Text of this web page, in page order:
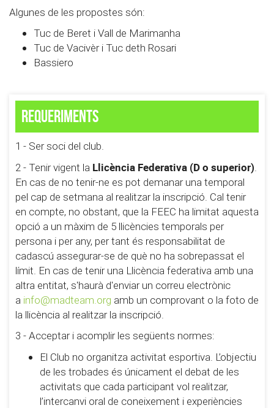
Algunes de les propostes són:
Tuc de Beret i Vall de Marimanha
Tuc de Vacivèr i Tuc deth Rosari
Bassiero
Requeriments
1 - Ser soci del club.
2 - Tenir vigent la Llicència Federativa (D o superior).
En cas de no tenir-ne es pot demanar una temporal
pel cap de setmana al realitzar la inscripció. Cal tenir
en compte, no obstant, que la FEEC ha limitat aquesta
opció a un màxim de 5 llicències temporals per
persona i per any, per tant és responsabilitat de
cadascú assegurar-se de què no ha sobrepassat el
límit. En cas de tenir una Llicència federativa amb una
altra entitat, s'haurà d'enviar un correu electrònic
a info@madteam.org amb un comprovant o la foto de
la llicència al realitzar la inscripció.
3 - Acceptar i acomplir les següents normes:
El Club no organitza activitat esportiva. L’objectiu
de les trobades és únicament el debat de les
activitats que cada participant vol realitzar,
l’intercanvi oral de coneixement i experiències